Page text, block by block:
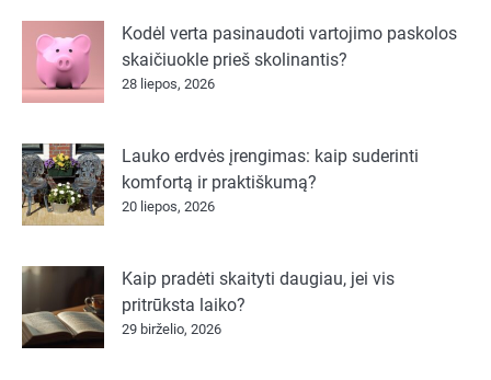
Kodėl verta pasinaudoti vartojimo paskolos
skaičiuokle prieš skolinantis?
28 liepos, 2026
Lauko erdvės įrengimas: kaip suderinti
komfortą ir praktiškumą?
20 liepos, 2026
Kaip pradėti skaityti daugiau, jei vis
pritrūksta laiko?
29 birželio, 2026